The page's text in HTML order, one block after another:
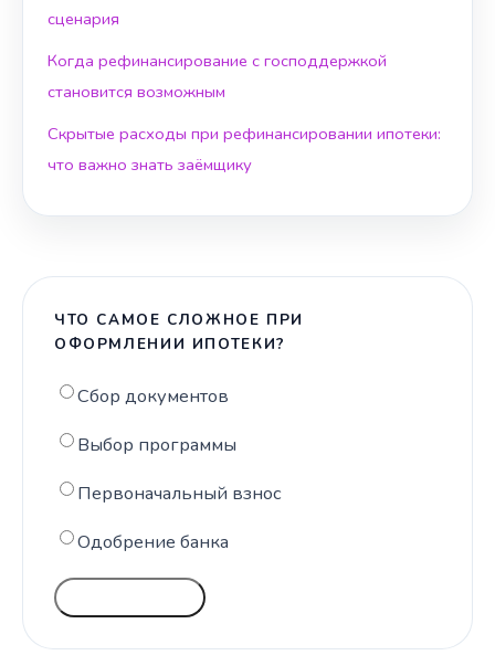
сценария
Когда рефинансирование с господдержкой
становится возможным
Скрытые расходы при рефинансировании ипотеки:
что важно знать заёмщику
ЧТО САМОЕ СЛОЖНОЕ ПРИ
ОФОРМЛЕНИИ ИПОТЕКИ?
Сбор документов
Выбор программы
Первоначальный взнос
Одобрение банка